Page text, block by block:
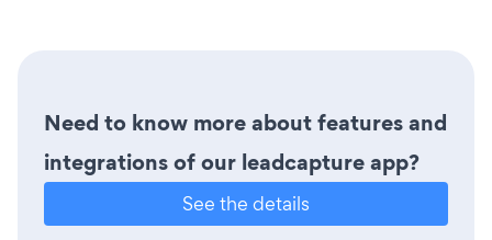
Need to know more about features and
integrations of our leadcapture app?
See the details